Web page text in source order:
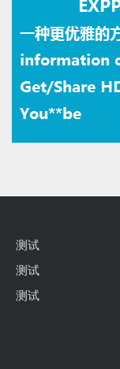
测试
测试
测试